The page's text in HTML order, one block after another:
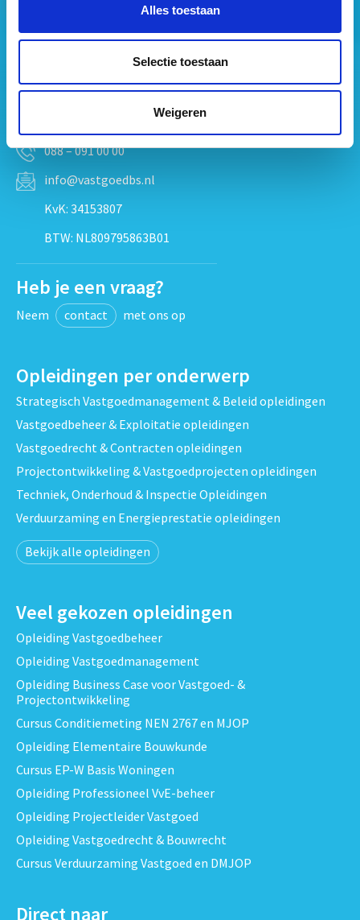
Alles toestaan
Selectie toestaan
Weigeren
Vastgoed Business School
088 – 091 00 00
info@vastgoedbs.nl
KvK: 34153807
BTW: NL809795863B01
Heb je een vraag?
Neem contact met ons op
Opleidingen per onderwerp
Strategisch Vastgoedmanagement & Beleid opleidingen
Vastgoedbeheer & Exploitatie opleidingen
Vastgoedrecht & Contracten opleidingen
Projectontwikkeling & Vastgoedprojecten opleidingen
Techniek, Onderhoud & Inspectie Opleidingen
Verduurzaming en Energieprestatie opleidingen
Bekijk alle opleidingen
Veel gekozen opleidingen
Opleiding Vastgoedbeheer
Opleiding Vastgoedmanagement
Opleiding Business Case voor Vastgoed- &
Projectontwikkeling
Cursus Conditiemeting NEN 2767 en MJOP
Opleiding Elementaire Bouwkunde
Cursus EP-W Basis Woningen
Opleiding Professioneel VvE-beheer
Opleiding Projectleider Vastgoed
Opleiding Vastgoedrecht & Bouwrecht
Cursus Verduurzaming Vastgoed en DMJOP
Direct naar